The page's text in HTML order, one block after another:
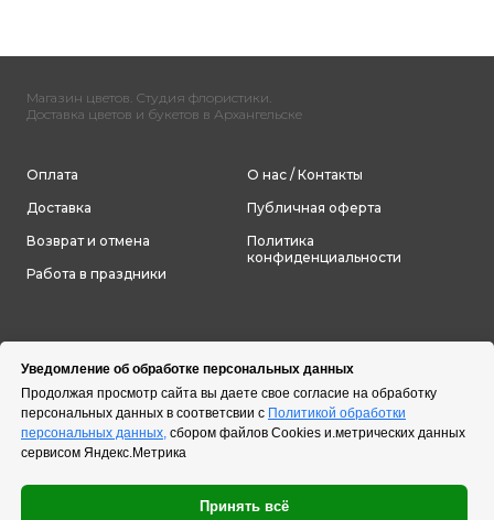
Уведомление об обработке персональных данных
Продолжая просмотр сайта вы даете свое согласие на обработку
персональных данных в соответсвии с Политикой обработки
персональных данных, сбором файлов Cookies и.метрических данных
сервисом Яндекс.Метрика
Принять всё
Магазин цветов. Студия флористики.
Доставка цветов и букетов в Архангельске
Оплата
Доставка
Возврат и отмена
Работа в праздники
О нас / Контакты
Публичная оферта
Политика
конфиденциальности